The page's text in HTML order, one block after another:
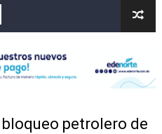
a $58.53; el euro sigue a
en vigor en República
dominicano en Long Island
deja 12 heridos
bloqueo petrolero de